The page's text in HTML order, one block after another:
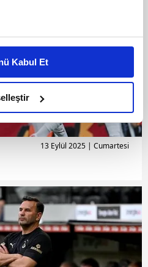
sizlere özel
Bunu yaparken
reklam deneyimi sunmak
sunabilmek adına
ve bu noktada,
noktasında tek gelir
isteriz.
reklamlar
için İnternet
kişilere ait çerezler
vasıtasıyla çeşitli kişisel
Kabul Et
13 Eylül 2025 | Cumartesi